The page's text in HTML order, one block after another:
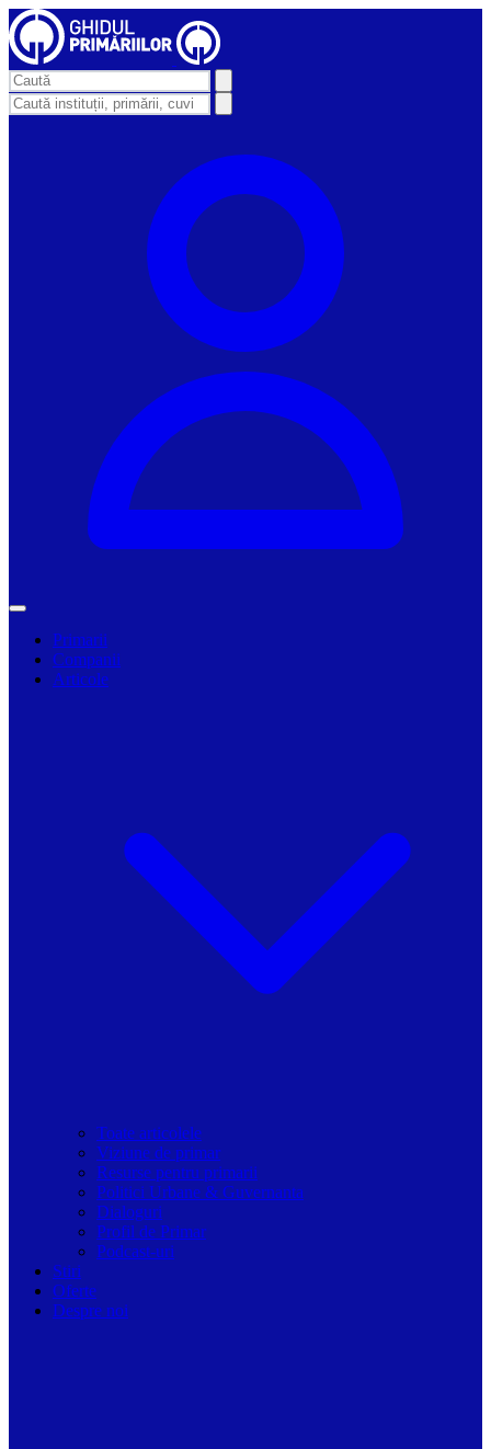
Primarii
Companii
Articole
Toate articolele
Viziune de primar
Resurse pentru primarii
Politici Urbane & Guvernanta
Dialoguri
Profil de Primar
Podcast-uri
Stiri
Oferte
Despre noi